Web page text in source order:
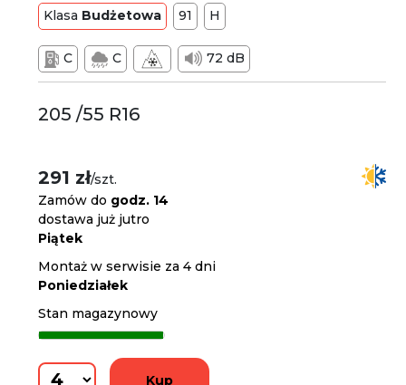
Klasa Budżetowa 91 H
C C 72 dB
205 /55 R16
291 zł/szt.
Zamów do godz. 14
dostawa już jutro
Piątek
Montaż w serwisie za 4 dni
Poniedziałek
Stan magazynowy
Kup